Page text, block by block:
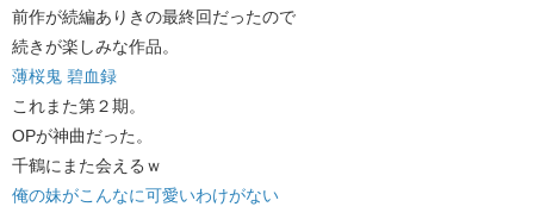
前作が続編ありきの最終回だったので
続きが楽しみな作品。
薄桜鬼 碧血録
これまた第２期。
OPが神曲だった。
千鶴にまた会えるｗ
俺の妹がこんなに可愛いわけがない